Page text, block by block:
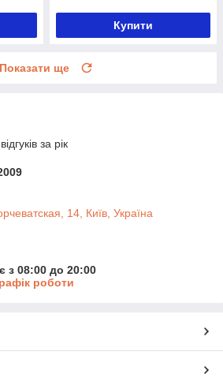
Купити
Показати ще
за рік
14, Київ, Україна
з 08:00 до 20:00
роботи